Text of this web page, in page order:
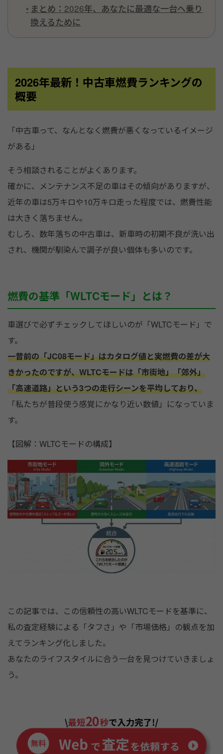
まとめ：2026年、あなたに最適な一台へ乗り
換えるために
2026年最新！中古車燃費ランキングの
概要
「中古車って、なんとなく燃費が悪くなっているイメージ
がある」
そう相談されることがよくあります。
確かに、メンテナンス不足の車はその傾向がありますが、
近年の車は5万キロや10万キロ走った程度では、燃費性能
は大きく落ちません。
むしろ、数年落ちの中古車は、新車時の初期不良が洗い出
され、機関が馴染んで調子が良い個体も多いのです。
燃費の基準「WLTCモード」とは？
車選びで必ずチェックしてほしいのが「WLTCモード」で
す。
一昔前の「JC08モード」はカタログ値と実燃費の差が大
きかったのですが、WLTCモードは「市街地」「郊外」
「高速道路」という3つの走行シーンを平均しており、
「私たちが普段使う感覚にかなり近い数値」になっていま
す。
【図解：WLTCモードの構成】
この記事では、この信頼性の高いWLTCモードを基準に、
私の査定経験による「タフさ」や「市場価格」の観点を加
えてランキング化しました。
あなたのライフスタイルに合う一台を見つけていきましょ
う。